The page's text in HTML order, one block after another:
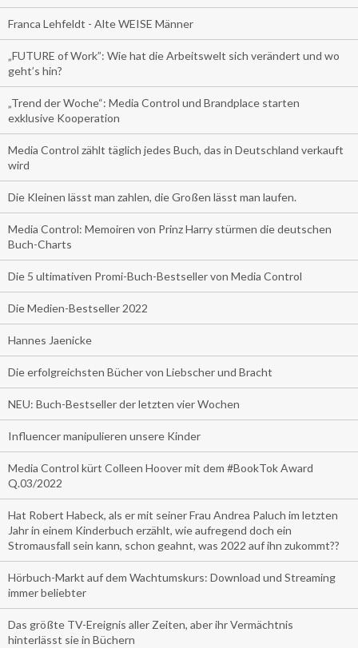
Franca Lehfeldt - Alte WEISE Männer
„FUTURE of Work”: Wie hat die Arbeitswelt sich verändert und wo
geht’s hin?
„Trend der Woche“: Media Control und Brandplace starten
exklusive Kooperation
Media Control zählt täglich jedes Buch, das in Deutschland verkauft
wird
Die Kleinen lässt man zahlen, die Großen lässt man laufen.
Media Control: Memoiren von Prinz Harry stürmen die deutschen
Buch-Charts
Die 5 ultimativen Promi-Buch-Bestseller von Media Control
Die Medien-Bestseller 2022
Hannes Jaenicke
Die erfolgreichsten Bücher von Liebscher und Bracht
NEU: Buch-Bestseller der letzten vier Wochen
Influencer manipulieren unsere Kinder
Media Control kürt Colleen Hoover mit dem #BookTok Award
Q.03/2022
Hat Robert Habeck, als er mit seiner Frau Andrea Paluch im letzten
Jahr in einem Kinderbuch erzählt, wie aufregend doch ein
Stromausfall sein kann, schon geahnt, was 2022 auf ihn zukommt??
Hörbuch-Markt auf dem Wachtumskurs: Download und Streaming
immer beliebter
Das größte TV-Ereignis aller Zeiten, aber ihr Vermächtnis
hinterlässt sie in Büchern